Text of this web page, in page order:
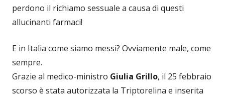
perdono il richiamo sessuale a causa di questi
allucinanti farmaci!
E in Italia come siamo messi? Ovviamente male, come
sempre.
Grazie al medico-ministro Giulia Grillo, il 25 febbraio
scorso è stata autorizzata la Triptorelina e inserita